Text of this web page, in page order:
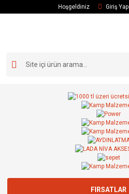
Hoşgeldiniz Giriş Yap
FIRSATLAR